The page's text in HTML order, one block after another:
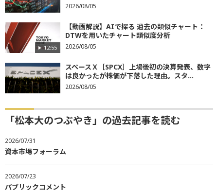
2026/08/05
12:55
【動画解説】AIで探る 過去の類似チャート：
DTWを用いたチャート類似度分析
2026/08/05
スペースＸ［SPCX］上場後初の決算発表、数字
は良かったが株価が下落した理由。スタ...
2026/08/05
「松本大のつぶやき」の過去記事を読む
2026/07/31
資本市場フォーラム
2026/07/23
パブリックコメント